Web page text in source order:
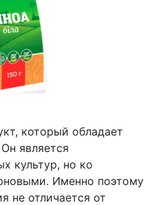
который обладает
является
культур, но ко
Именно поэтому
не отличается от